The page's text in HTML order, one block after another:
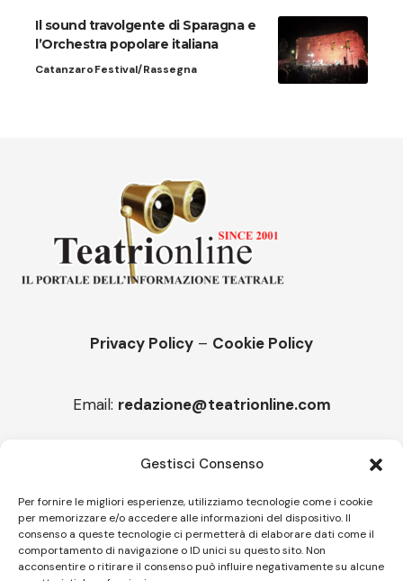
Gestisci Consenso
Per fornire le migliori esperienze, utilizziamo tecnologie come i cookie
per memorizzare e/o accedere alle informazioni del dispositivo. Il
consenso a queste tecnologie ci permetterà di elaborare dati come il
comportamento di navigazione o ID unici su questo sito. Non
acconsentire o ritirare il consenso può influire negativamente su alcune
Il sound travolgente di Sparagna e
l’Orchestra popolare italiana
CatanzaroFestival/Rassegna
Privacy Policy – Cookie Policy
Email: redazione@teatrionline.com
“Armonie d’arte” attende Joey Calderazzo